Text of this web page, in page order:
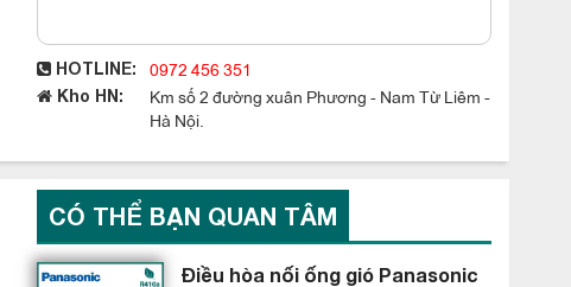
HOTLINE: 0972 456 351
Kho HN:
Km số 2 đường xuân Phương - Nam Từ Liêm -
Hà Nội.
CÓ THỂ BẠN QUAN TÂM
Điều hòa nối ống gió Panasonic